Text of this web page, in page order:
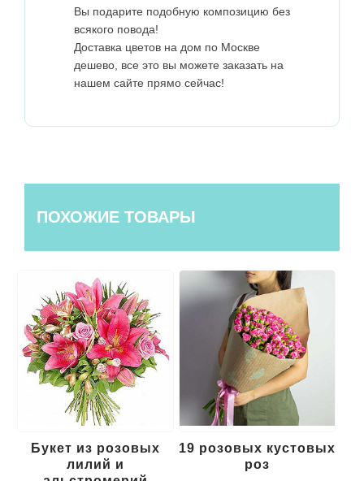
Вы подарите подобную композицию без
всякого повода!
Доставка цветов на дом по Москве
дешево, все это вы можете заказать на
нашем сайте прямо сейчас!
ПОХОЖИЕ ТОВАРЫ
19 розовых кустовых
роз
Букет из красных
цветов "Свидание"